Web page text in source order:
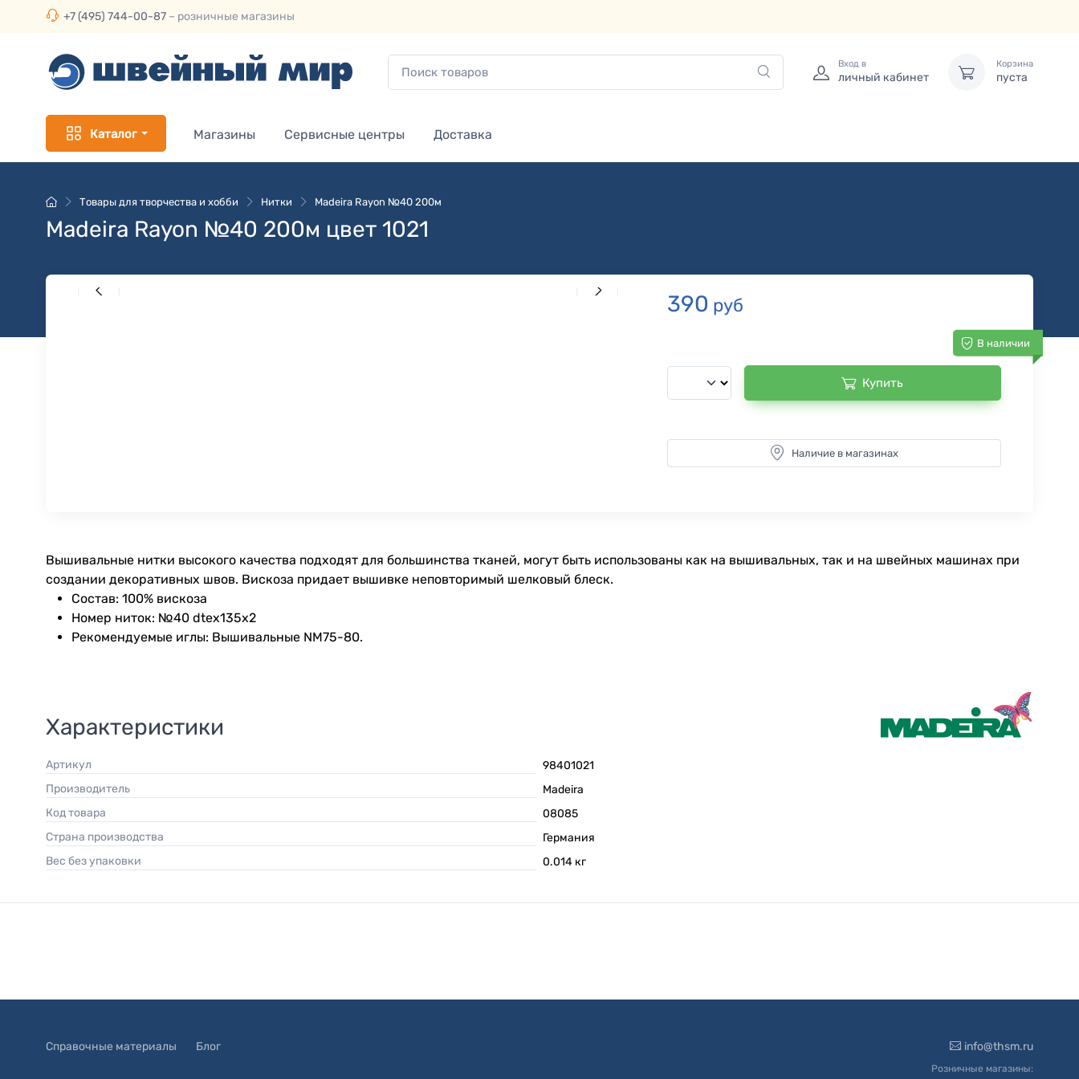
+7 (495) 744-00-87 – розничные магазины
Вход в
личный кабинет
Корзина
пуста
Каталог Магазины Сервисные центры Доставка
Товары для творчества и хобби Нитки Madeira Rayon №40 200м
Madeira Rayon №40 200м цвет 1021
390 руб
В наличии
Купить
Наличие в магазинах
Вышивальные нитки высокого качества подходят для большинства тканей, могут быть использованы как на вышивальных, так и на швейных машинах при
создании декоративных швов. Вискоза придает вышивке неповторимый шелковый блеск.
Состав: 100% вискоза
Номер ниток: №40 dtex135x2
Рекомендуемые иглы: Вышивальные NM75-80.
Характеристики
Артикул
98401021
Производитель
Madeira
Код товара
08085
Страна производства
Германия
Вес без упаковки
0.014 кг
Справочные материалы Блог info@thsm.ru
Розничные магазины: